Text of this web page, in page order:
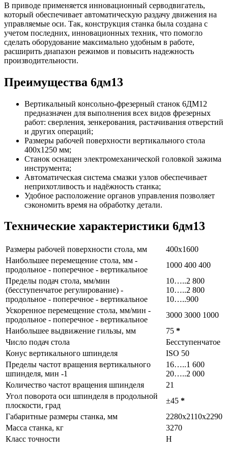
В приводе применяется инновационный серводвигатель,
который обеспечивает автоматическую раздачу движения на
управляемые оси. Так, конструкция станка была создана с
учетом последних, инновационных техник, что помогло
сделать оборудование максимально удобным в работе,
расширить диапазон режимов и повысить надежность
производительности.
Преимущества 6дм13
Вертикальный консольно-фрезерный станок 6ДМ12
предназначен для выполнения всех видов фрезерных
работ: сверления, зенкерования, растачивания отверстий
и других операций;
Размеры рабочей поверхности вертикального стола
400х1250 мм;
Станок оснащен электромеханической головкой зажима
инструмента;
Автоматическая система смазки узлов обеспечивает
неприхотливость и надёжность станка;
Удобное расположение органов управления позволяет
сэкономить время на обработку детали.
Технические характеристики 6дм13
Размеры рабочей поверхности стола, мм
400х1600
Наибольшее перемещение стола, мм -
продольное - поперечное - вертикальное
1000 400 400
Пределы подач стола, мм/мин
(бесступенчатое регулирование) -
продольное - поперечное - вертикальное
10…..2 800
10…..2 800
10…..900
Ускоренное перемещение стола, мм/мин -
продольное - поперечное - вертикальное
3000 3000 1000
Наибольшее выдвижение гильзы, мм
75 *
Число подач стола
Бесступенчатое
Конус вертикального шпинделя
ISO 50
Пределы частот вращения вертикального
шпинделя, мин -1
16…..1 600
20…..2 000
Количество частот вращения шпинделя
21
Угол поворота оси шпинделя в продольной
плоскости, град
±45 *
Габаритные размеры станка, мм
2280х2110х2290
Масса станка, кг
3270
Класс точности
Н